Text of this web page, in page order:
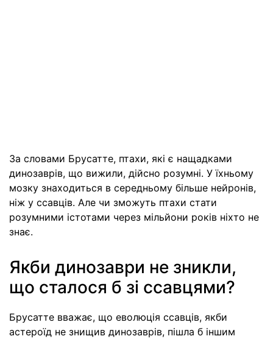
За словами Брусатте, птахи, які є нащадками
динозаврів, що вижили, дійсно розумні. У їхньому
мозку знаходиться в середньому більше нейронів,
ніж у ссавців. Але чи зможуть птахи стати
розумними істотами через мільйони років ніхто не
знає.
Якби динозаври не зникли,
що сталося б зі ссавцями?
Брусатте вважає, що еволюція ссавців, якби
астероїд не знищив динозаврів, пішла б іншим